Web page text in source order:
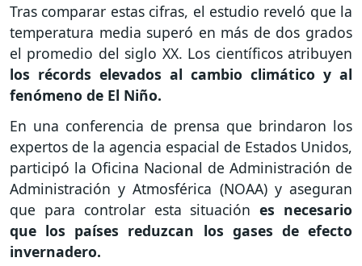
Tras comparar estas cifras, el estudio reveló que la
temperatura media superó en más de dos grados
el promedio del siglo XX. Los científicos atribuyen
los récords elevados al cambio climático y al
fenómeno de El Niño.
En una conferencia de prensa que brindaron los
expertos de la agencia espacial de Estados Unidos,
participó la Oficina Nacional de Administración de
Administración y Atmosférica (NOAA) y aseguran
que para controlar esta situación es necesario
que los países reduzcan los gases de efecto
invernadero.